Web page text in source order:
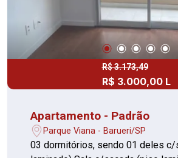
R$ 3.173,49
R$ 3.000,00 L
Apartamento - Padrão
Parque Viana - Barueri/SP
03 dormitórios, sendo 01 deles